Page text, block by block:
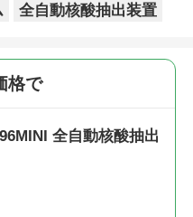
全自動核酸抽出装置
格で
全自動核酸抽出